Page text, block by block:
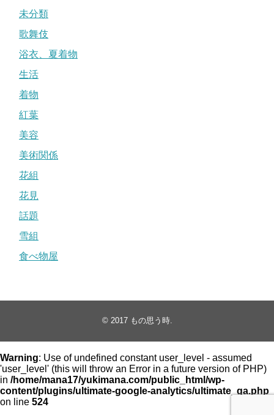
未分類
歌舞伎
浴衣、夏着物
生活
着物
紅葉
美容
美術関係
花組
花見
話題
雪組
食べ物屋
© 2017 もの思う時.
Warning: Use of undefined constant user_level - assumed
'user_level' (this will throw an Error in a future version of PHP)
in /home/mana17/yukimana.com/public_html/wp-
content/plugins/ultimate-google-analytics/ultimate_ga.php
on line 524